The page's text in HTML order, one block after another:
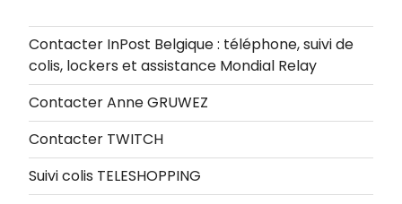
Contacter InPost Belgique : téléphone, suivi de
colis, lockers et assistance Mondial Relay
Contacter Anne GRUWEZ
Contacter TWITCH
Suivi colis TELESHOPPING